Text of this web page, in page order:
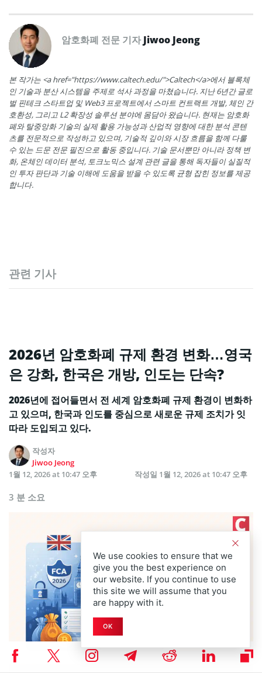
암호화폐 전문 기자Jiwoo Jeong
본 작가는 <a href="https://www.caltech.edu/">Caltech</a>에서 블록체
인 기술과 분산 시스템을 주제로 석사 과정을 마쳤습니다. 지난 6년간 글로
벌 핀테크 스타트업 및 Web3 프로젝트에서 스마트 컨트랙트 개발, 체인 간
호환성, 그리고 L2 확장성 솔루션 분야에 몸담아 왔습니다. 현재는 암호화
폐와 탈중앙화 기술의 실제 활용 가능성과 산업적 영향에 대한 분석 콘텐
츠를 전문적으로 작성하고 있으며, 기술적 깊이와 시장 흐름을 함께 다룰
수 있는 드문 전문 필진으로 활동 중입니다. 기술 문서뿐만 아니라 정책 변
화, 온체인 데이터 분석, 토크노믹스 설계 관련 글을 통해 독자들이 실질적
인 투자 판단과 기술 이해에 도움을 받을 수 있도록 균형 잡힌 정보를 제공
합니다.
관련 기사
2026년 암호화폐 규제 환경 변화…영국
은 강화, 한국은 개방, 인도는 단속?
2026년에 접어들면서 전 세계 암호화폐 규제 환경이 변화하
고 있으며, 한국과 인도를 중심으로 새로운 규제 조치가 잇
따라 도입되고 있다.
작성자
Jiwoo Jeong
1월 12, 2026 at 10:47 오후
작성일 1월 12, 2026 at 10:47 오후
3 분 소요
We use cookies to ensure that we
give you the best experience on
our website. If you continue to use
this site we will assume that you
are happy with it.
OK